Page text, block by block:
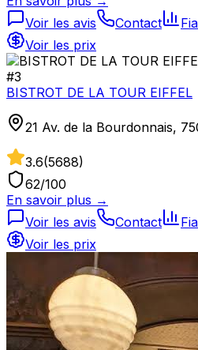
Voir les avis
Contact
Voir les prix
#3
BISTROT DE LA TOUR EIFFEL
21 Av. de la Bourdonnais,
3.6(5688)
62/100
En savoir plus →
Voir les avis
Contact
Voir les prix